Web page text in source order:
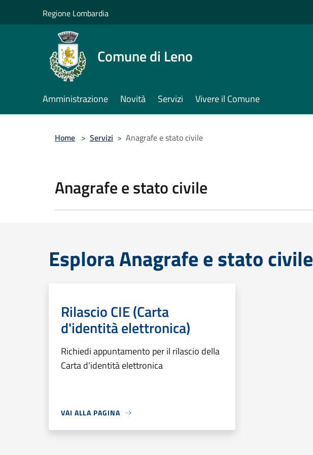
Regione Lombardia
Comune di Leno
Amministrazione Novità Servizi Vivere il Comune
Home > Servizi > Anagrafe e stato civile
Anagrafe e stato civile
Esplora Anagrafe e stato civile
Rilascio CIE (Carta
d'identità elettronica)
Richiedi appuntamento per il rilascio della
Carta d'identità elettronica
VAI ALLA PAGINA